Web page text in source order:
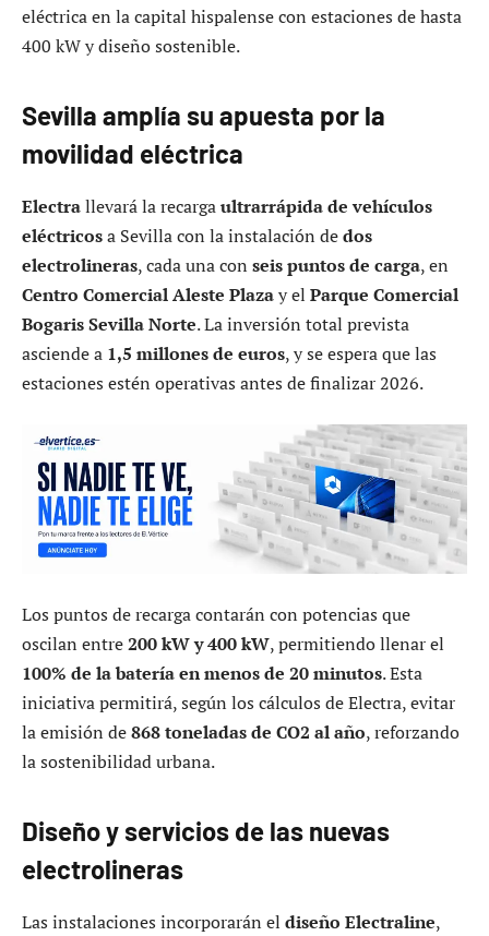
eléctrica en la capital hispalense con estaciones de hasta
400 kW y diseño sostenible.
Sevilla amplía su apuesta por la
movilidad eléctrica
Electrallevará la recargaultrarrápida de vehículos
eléctricosa Sevilla con la instalación dedos
electrolineras, cada una con seis puntos de carga, en
Centro Comercial Aleste Plazay el Parque Comercial
Bogaris Sevilla Norte. La inversión total prevista
asciende a 1,5 millones de euros, y se espera que las
estaciones estén operativas antes de finalizar 2026.
Los puntos de recarga contarán con potencias que
oscilan entre200 kW y 400 kW, permitiendo llenar el
100% de la batería en menos de 20 minutos. Esta
iniciativa permitirá, según los cálculos de Electra, evitar
la emisión de868 toneladas de CO2 al año, reforzando
la sostenibilidad urbana.
Diseño y servicios de las nuevas
electrolineras
Las instalaciones incorporarán el diseño Electraline,